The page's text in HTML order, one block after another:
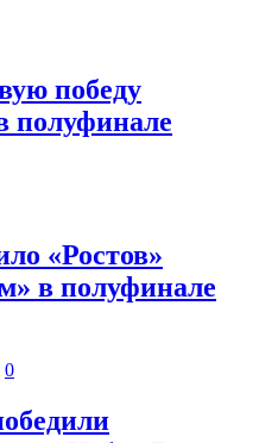
победу
полуфинале
«Ростов»
в полуфинале
0